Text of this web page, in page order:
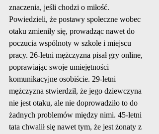
znaczenia, jeśli chodzi o miłość.
Powiedzieli, że postawy społeczne wobec
otaku zmieniły się, prowadząc nawet do
poczucia wspólnoty w szkole i miejscu
pracy. 26-letni mężczyzna pisał gry online,
poprawiając swoje umiejętności
komunikacyjne osobiście. 29-letni
mężczyzna stwierdził, że jego dziewczyna
nie jest otaku, ale nie doprowadziło to do
żadnych problemów między nimi. 45-letni
tata chwalił się nawet tym, że jest żonaty z